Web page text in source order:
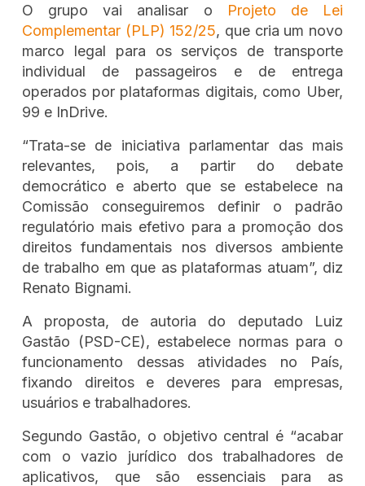
O grupo vai analisar o
Projeto de Lei
Complementar (PLP) 152/25, que cria um novo
marco legal para os serviços de transporte
individual de passageiros e de entrega
operados por plataformas digitais, como Uber,
99 e InDrive.
“Trata-se de iniciativa parlamentar das mais
relevantes, pois, a partir do debate
democrático e aberto que se estabelece na
Comissão conseguiremos definir o padrão
regulatório mais efetivo para a promoção dos
direitos fundamentais nos diversos ambiente
de trabalho em que as plataformas atuam”, diz
Renato Bignami.
A proposta, de autoria do deputado Luiz
Gastão (PSD-CE), estabelece normas para o
funcionamento dessas atividades no País,
fixando direitos e deveres para empresas,
usuários e trabalhadores.
Segundo Gastão, o objetivo central é “acabar
com o vazio jurídico dos trabalhadores de
aplicativos, que são essenciais para as